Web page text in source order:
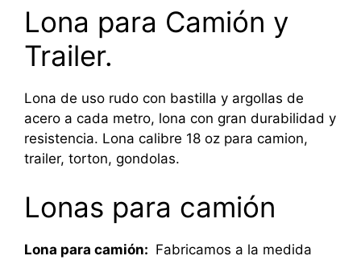
Lona para Camión y
Trailer.
Lona de uso rudo con bastilla y argollas de
acero a cada metro, lona con gran durabilidad y
resistencia. Lona calibre 18 oz para camion,
trailer, torton, gondolas.
Lonas para camión
Lona para camión: Fabricamos a la medida